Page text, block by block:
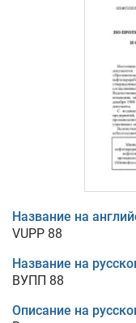
Название на
VUPP 88
Название на
ВУПП 88
Описание на